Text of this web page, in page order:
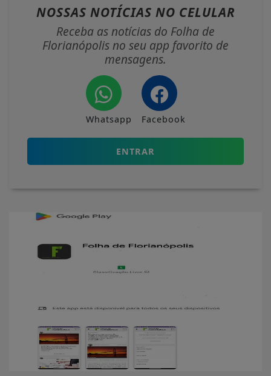
NOSSAS NOTÍCIAS NO CELULAR
Receba as notícias do Folha de
Florianópolis no seu app favorito de
mensagens.
Whatsapp Facebook
ENTRAR